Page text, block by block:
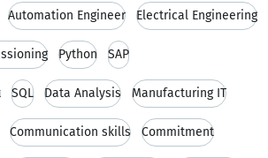
Automation Engineer Electrical Engineering
Python SAP
SQL Data Analysis Manufacturing IT
Communication skills Commitment